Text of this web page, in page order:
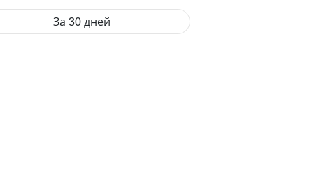
За 30 дней